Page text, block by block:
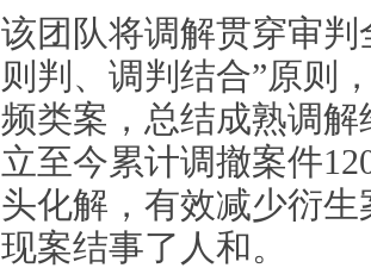
该团队将调解贯穿审
则判、调判结合”原则
频类案，总结成熟调
立至今累计调撤案件
头化解，有效减少衍
现案结事了人和。